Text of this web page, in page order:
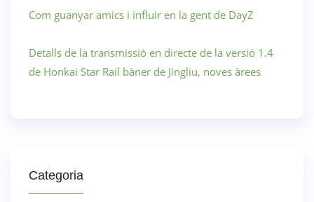
Com guanyar amics i influir en la gent de DayZ
Detalls de la transmissió en directe de la versió 1.4
de Honkai Star Rail bàner de Jingliu, noves àrees
Categoria